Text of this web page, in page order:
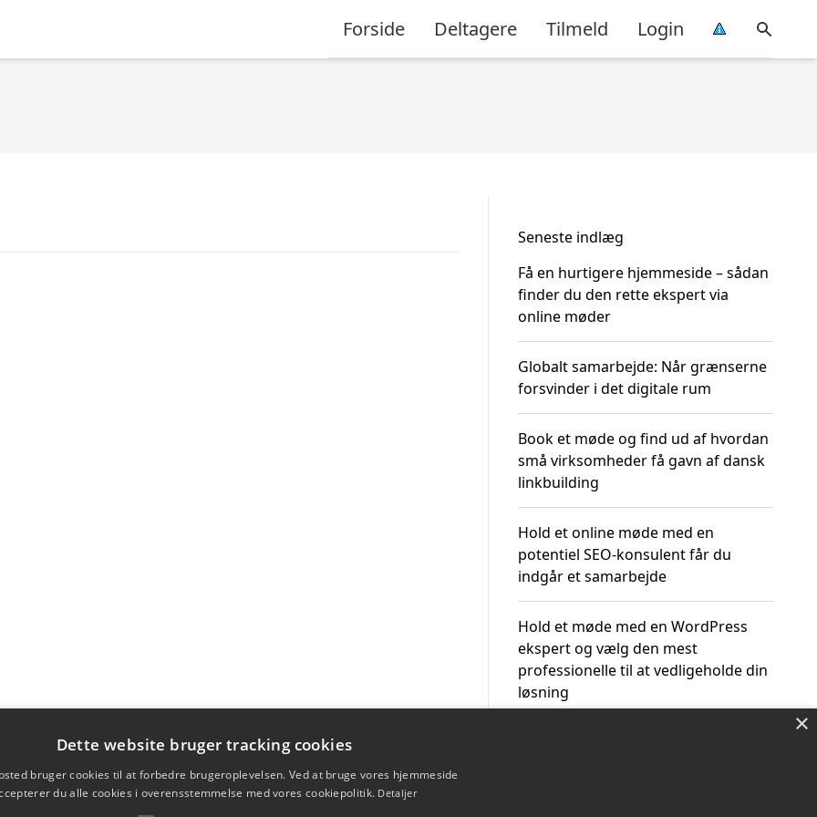
Forside Deltagere Tilmeld Login
Seneste indlæg
Få en hurtigere hjemmeside – sådan
finder du den rette ekspert via
online møder
Globalt samarbejde: Når grænserne
forsvinder i det digitale rum
Book et møde og find ud af hvordan
små virksomheder få gavn af dansk
linkbuilding
Hold et online møde med en
potentiel SEO-konsulent får du
indgår et samarbejde
Hold et møde med en WordPress
ekspert og vælg den mest
professionelle til at vedligeholde din
løsning
×
Dette website bruger tracking cookies
bruger cookies til at forbedre brugeroplevelsen. Ved at bruge vores hjemmeside
du alle cookies i overensstemmelse med vores cookiepolitik. Detaljer